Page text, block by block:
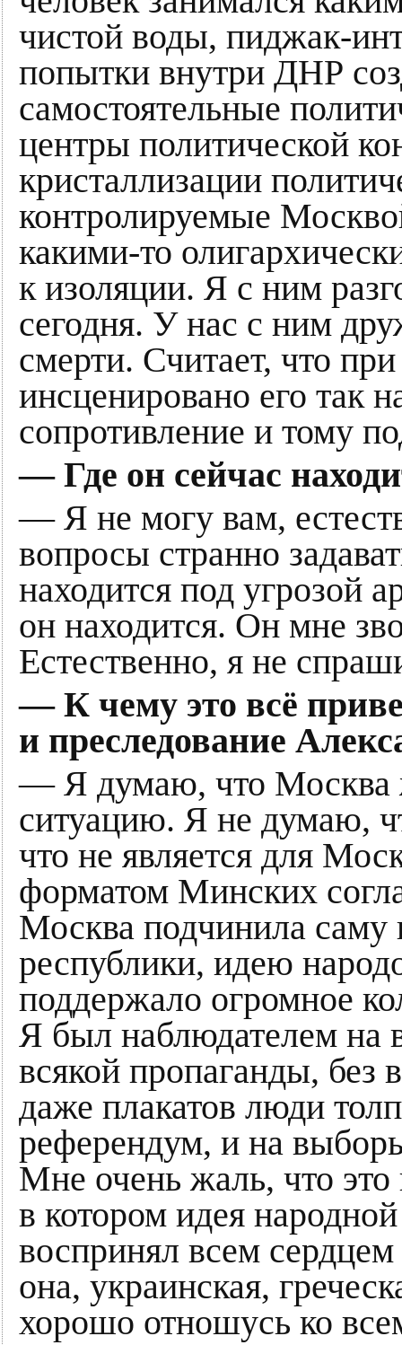
чистой воды, пиджак-
попытки внутри ДНР
самостоятельные
центры политической
кристаллизации
контролируемые
какими-то
к изоляции. Я с ним
сегодня. У нас с ним
смерти. Считает, что
инсценировано его так
сопротивление и тому
— Где он сейчас
— Я не могу вам,
вопросы странно
находится под угрозой
он находится. Он мне
Естественно, я не
— К чему это всё
и преследование
— Я думаю, что Москва
ситуацию. Я не думаю,
что не является для
форматом Минских
Москва подчинила
республики, идею
поддержало огромное
Я был наблюдателем на
всякой пропаганды, без
даже плакатов люди
референдум, и на
Мне очень жаль, что это
в котором идея
воспринял всем
она, украинская,
хорошо отношусь ко